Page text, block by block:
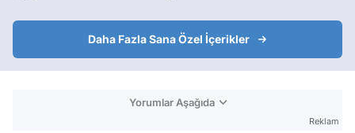
Daha Fazla Sana Özel İçerikler
Yorumlar Aşağıda
Reklam